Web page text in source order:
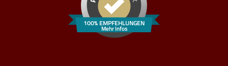
100% EMPFEHLUNGEN
Mehr Infos